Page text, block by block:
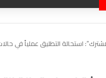
استحالة التطليق عملياً في